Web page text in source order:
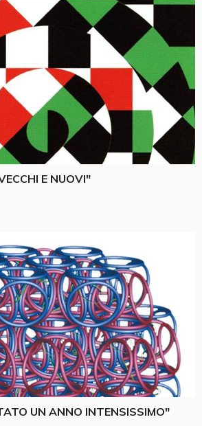
E NUOVI"
UN ANNO INTENSISSIMO"